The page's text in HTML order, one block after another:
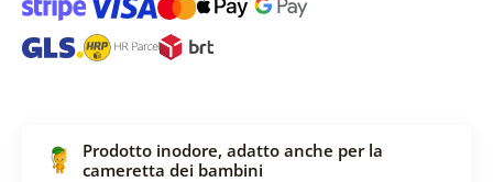
Prodotto inodore, adatto anche per la
cameretta dei bambini